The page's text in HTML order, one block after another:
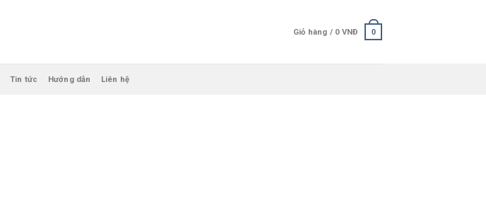
Giỏ hàng / 0 VNĐ 0
Tin tức Hướng dẫn Liên hệ